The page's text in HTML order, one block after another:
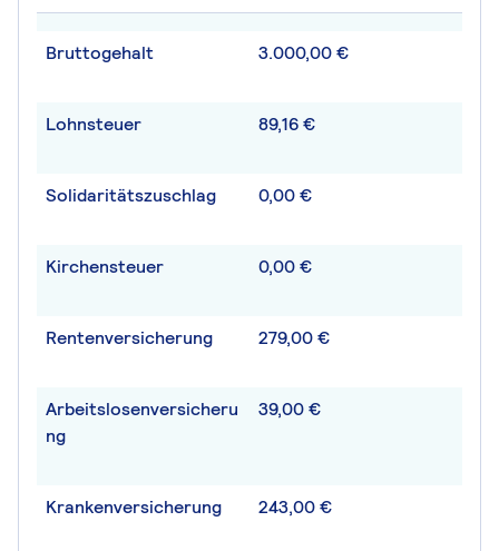
Bruttogehalt 3.000,00 €
Lohnsteuer 89,16 €
Solidaritätszuschlag 0,00 €
Kirchensteuer 0,00 €
Rentenversicherung 279,00 €
Arbeitslosenversicheru
ng
39,00 €
Krankenversicherung 243,00 €